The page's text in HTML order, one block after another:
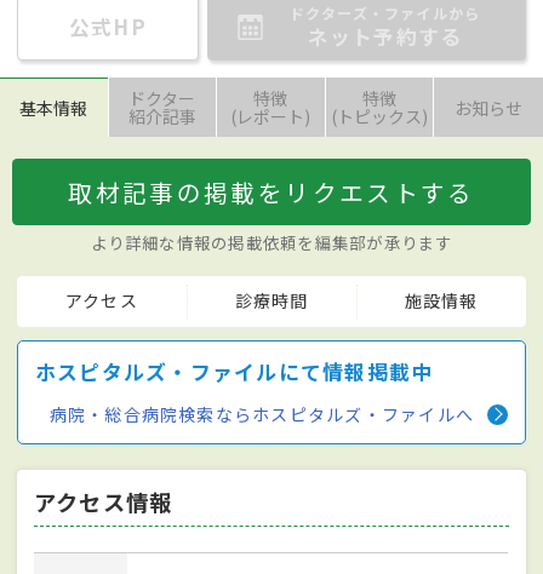
公式HP ドクターズ・ファイルから
ネット予約する
基本情報 ドクター
紹介記事
特徴
(レポート)
特徴
(トピックス) お知らせ
取材記事の掲載をリクエストする
より詳細な情報の掲載依頼を編集部が承ります
アクセス 診療時間 施設情報
ホスピタルズ・ファイルにて情報掲載中
病院・総合病院検索ならホスピタルズ・ファイルへ
アクセス情報